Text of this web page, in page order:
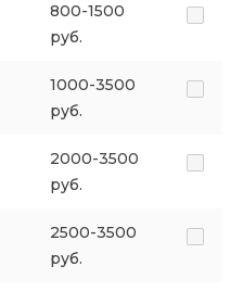
800-1500
руб.
1000-3500
руб.
2000-3500
руб.
2500-3500
руб.